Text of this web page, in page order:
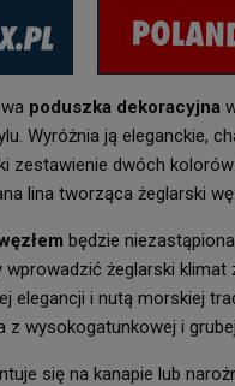
poduszka dekoracyjna
Wyróżnia ją eleganckie,
zestawienie dwóch
lina tworząca żeglarski
będzie
wprowadzić żeglarski klimat
elegancji i nutą morskiej
z wysokogatunkowej i
się na kanapie lub